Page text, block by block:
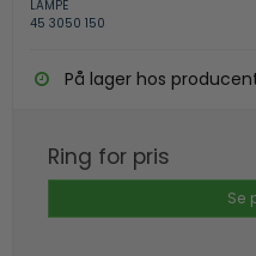
LAMPE
45 3050 150
På lager hos
Ring for pris
Se